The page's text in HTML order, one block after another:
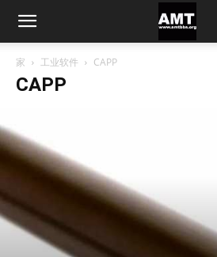
家 工业软件 CAPP
CAPP